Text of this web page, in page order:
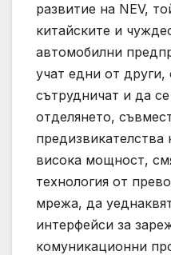
развитие на NEV,
китайските и
автомобилни
учат едни от
сътрудничат и да
отделянето,
предизвикателства
висока мощност,
технология от
мрежа, да
интерфейси за
комуникационни